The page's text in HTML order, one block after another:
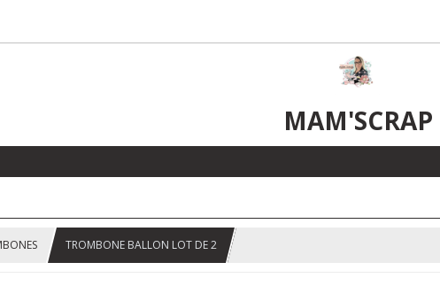
MAM'SCRAP
TROMBONE BALLON LOT DE 2